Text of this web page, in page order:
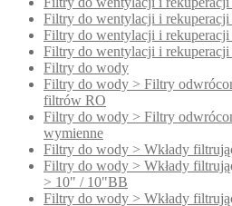
Filtry do wentylacji i
Filtry do wentylacji i
Filtry do wentylacji i
Filtry do wody
Filtry do wody > Filtry
filtrów RO
Filtry do wody > Filtry
wymienne
Filtry do wody > Wkłady
Filtry do wody > Wkłady
> 10" / 10"BB
Filtry do wody > Wkłady